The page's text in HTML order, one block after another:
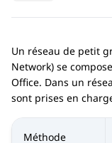
Un réseau de petit
Network) se
Office. Dans un
sont prises en
Méthode